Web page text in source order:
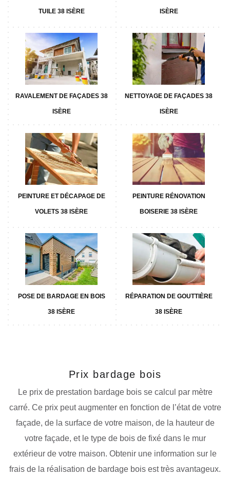
TUILE 38 ISÈRE ISÈRE
RAVALEMENT DE FAÇADES 38
ISÈRE
NETTOYAGE DE FAÇADES 38
ISÈRE
PEINTURE ET DÉCAPAGE DE
VOLETS 38 ISÈRE
PEINTURE RÉNOVATION
BOISERIE 38 ISÈRE
POSE DE BARDAGE EN BOIS
38 ISÈRE
RÉPARATION DE GOUTTIÈRE
38 ISÈRE
Prix bardage bois
Le prix de prestation bardage bois se calcul par mètre
carré. Ce prix peut augmenter en fonction de l’état de votre
façade, de la surface de votre maison, de la hauteur de
votre façade, et le type de bois de fixé dans le mur
extérieur de votre maison. Obtenir une information sur le
frais de la réalisation de bardage bois est très avantageux.